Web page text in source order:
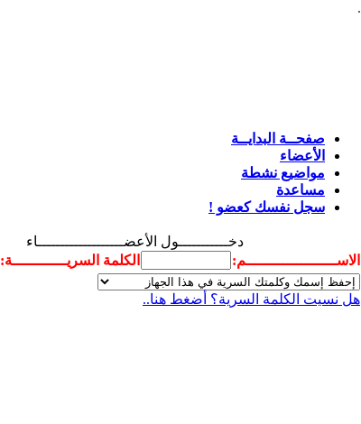
.
صفحــة البدايــة
الأعضاء
مواضيع نشطة
مساعدة
سجل نفسك كعضو !
دخـــــــــــول الأعضـــــــــــــــــــاء
الاســــــــــــــــــــم:
الكلمة السريــــــــــــة:
هل نسيت الكلمة السرية؟ أضغط هنا..